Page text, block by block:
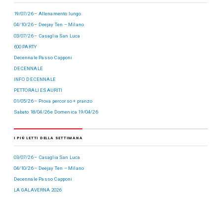
19/07/26 – Allenamento lungo
04/10/26 – Deejay Ten – Milano
03/07/26 – Casaglia San Luca
600 PARTY
Decennale Passo Capponi
DECENNALE
INFO DECENNALE
PETTORALI ESAURITI
01/05/26 – Prova percorso + pranzo
Sabato 18/04/26 e Domenica 19/04/26
I PIÙ LETTI DELLA SETTIMANA
03/07/26 – Casaglia San Luca
04/10/26 – Deejay Ten – Milano
Decennale Passo Capponi
LA GALAVERNA 2026